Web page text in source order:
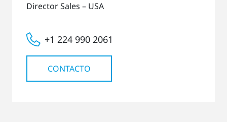
Director Sales – USA
+1 224 990 2061
CONTACTO